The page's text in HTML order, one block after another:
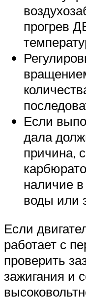
прогрев
Если
дала
причина,
наличие
воды или
Если
работает с
проверить
зажигания и